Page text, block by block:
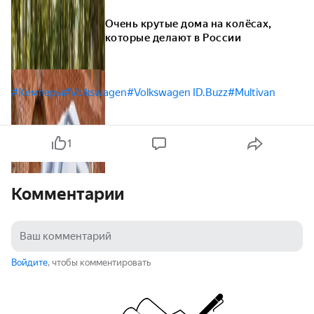
Очень крутые дома на колёсах,
которые делают в России
#Кемперы#Volkswagen#Volkswagen ID.Buzz#Multivan
1
Комментарии
Войдите, чтобы комментировать